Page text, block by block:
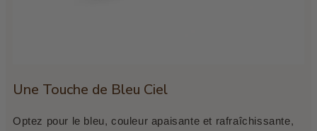
Une Touche de Bleu Ciel
Optez pour le bleu, couleur apaisante et rafraîchissante,